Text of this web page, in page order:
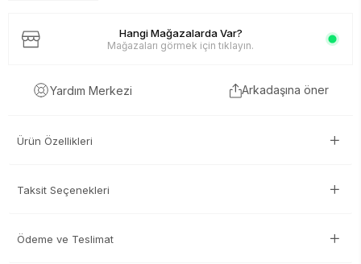
Hangi Mağazalarda Var?
Mağazaları görmek için tıklayın.
Yardım Merkezi Arkadaşına öner
Ürün Özellikleri
Taksit Seçenekleri
Ödeme ve Teslimat